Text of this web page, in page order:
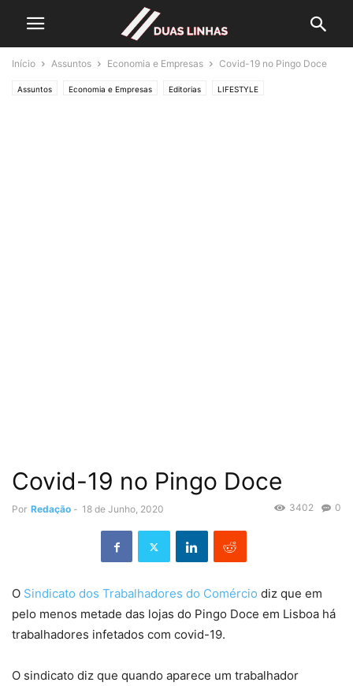
Início Assuntos Economia e Empresas Covid-19 no Pingo Doce
Assuntos Economia e Empresas Editorias LIFESTYLE
Covid-19 no Pingo Doce
Por Redação - 18 de Junho, 2020 0
3402
O Sindicato dos Trabalhadores do Comércio diz que em
pelo menos metade das lojas do Pingo Doce em Lisboa há
trabalhadores infetados com covid-19.
O sindicato diz que quando aparece um trabalhador